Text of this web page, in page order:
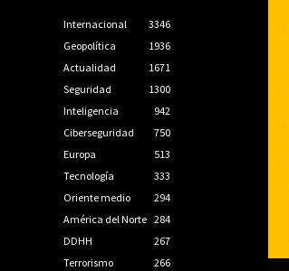
Internacional
3346
Geopolítica
1936
Actualidad
1671
Seguridad
1300
Inteligencia
942
Ciberseguridad
750
Europa
513
Tecnología
333
Oriente medio
294
América del Norte 284
DDHH
267
Terrorismo
266